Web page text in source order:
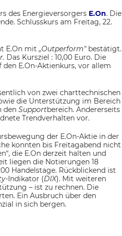
des Energieversorgers E.On. Die
Schlusskurs am Freitag, 22.
E.On mit „Outperform“ bestätigt.
Das Kursziel : 10,00 Euro. Die
E.On-Aktienkurs, vor allem
von zwei charttechnischen
die Unterstützung im Bereich
den Supportbereich. Andererseits
Trendverhalten vor.
der E.On-Aktie in der
konnten bis Freitagabend nicht
die E.On derzeit halten und
liegen die Notierungen 18
Handelstage. Rückblickend ist
Indikator (DIX). Mit weiteren
– ist zu rechnen. Die
Ein Ausbruch über den
in sich bergen.